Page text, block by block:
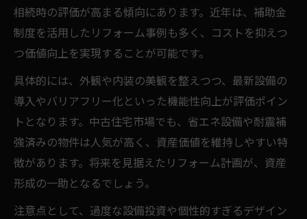
相続時の評価が高まる傾向にあります。近年は、補助金
制度を活用したリフォーム事例も多く、コストを抑えつ
つ価値向上を実現することが可能です。
具体的には、外観や内装の美観を整えつつ、最新設備の
導入やバリアフリー化といった機能性向上が評価ポイン
トとなります。中古住宅市場でも、省エネ設備や耐震補
強済みの物件は人気が高く、資産価値を維持しやすい特
徴があります。将来を見据えたリフォーム計画が、資産
形成の一助となるでしょう。
注意点として、過度な設備投資や個性的すぎるデザイン